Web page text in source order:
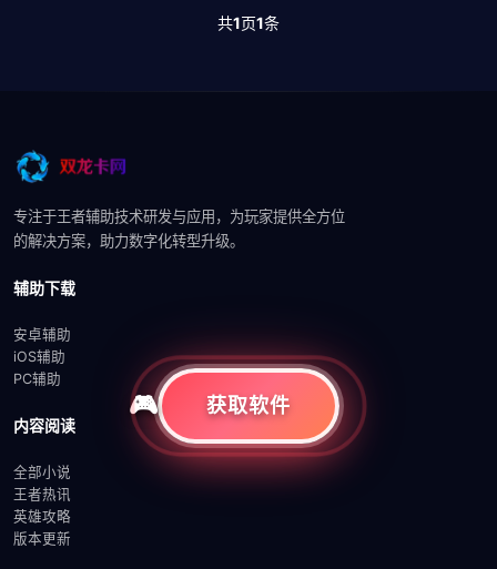
共1页1条
专注于王者辅助技术研发与应用，为玩家提供全方位
的解决方案，助力数字化转型升级。
辅助下载
安卓辅助
iOS辅助
PC辅助
内容阅读
全部小说
王者热讯
英雄攻略
版本更新
获取软件